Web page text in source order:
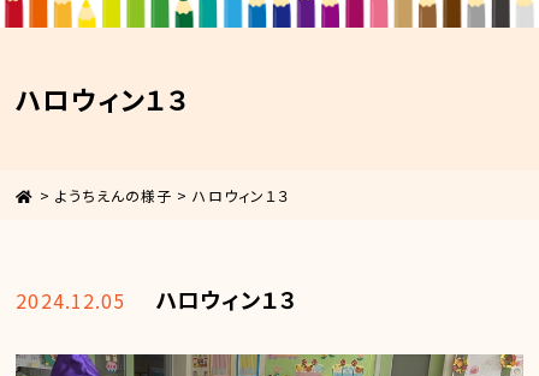
ハロウィン１３
> ようちえんの様子 >ハロウィン１３
2024.12.05 ハロウィン１３